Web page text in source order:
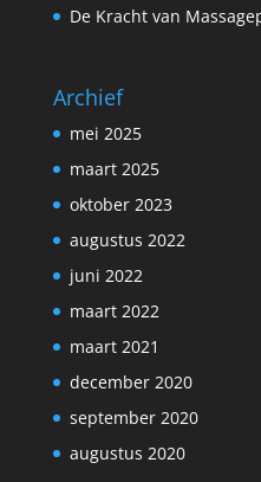
De Kracht van
Archief
mei 2025
maart 2025
oktober 2023
augustus 2022
juni 2022
maart 2022
maart 2021
december 2020
september 2020
augustus 2020